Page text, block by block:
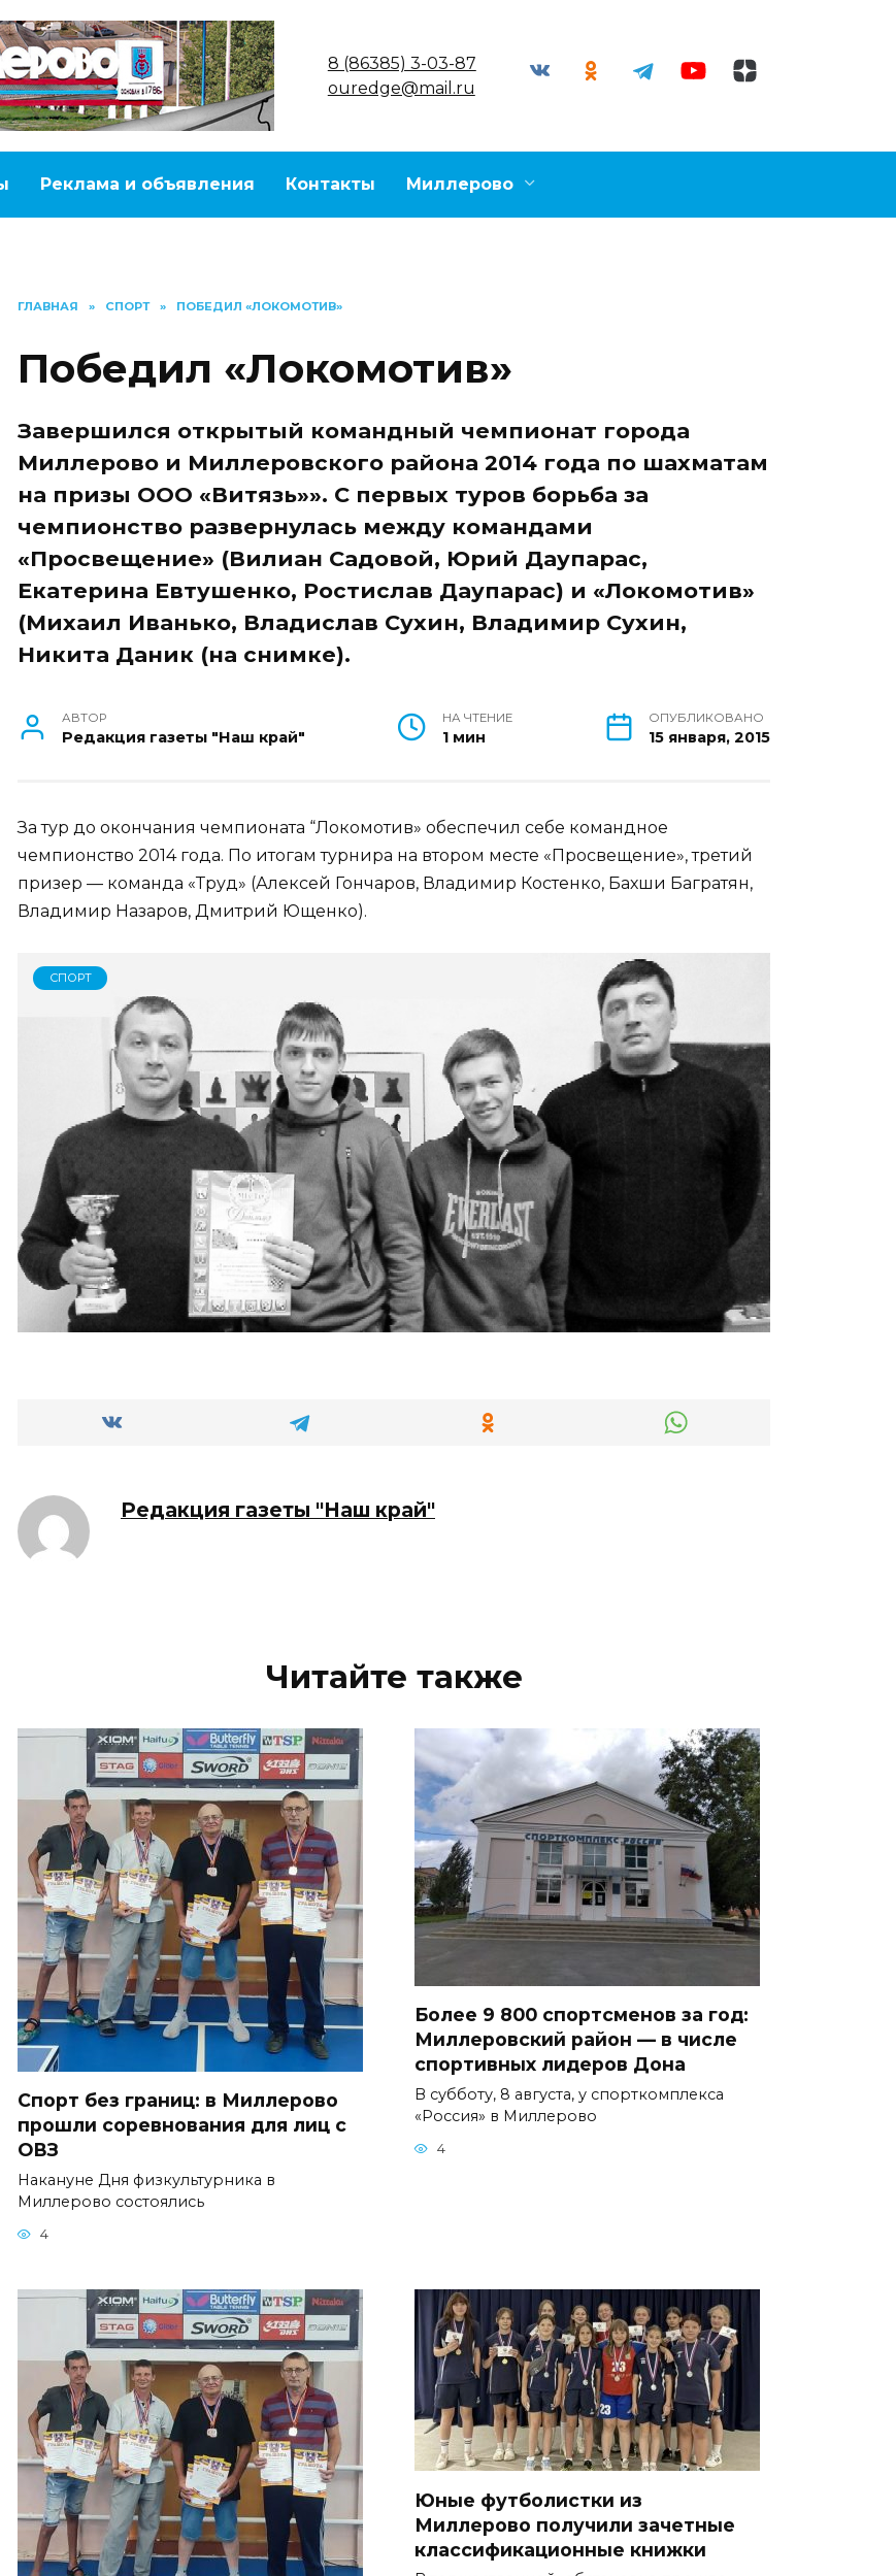
8 (86385) 3-03-87
ouredge@mail.ru
Реклама и объявления Контакты Миллерово
ГЛАВНАЯ » СПОРТ » ПОБЕДИЛ «ЛОКОМОТИВ»
Победил «Локомотив»
Завершился открытый командный чемпионат города
Миллерово и Миллеровского района 2014 года по шахматам
на призы ООО «Витязь»». С первых туров борьба за
чемпионство развернулась между командами
«Просвещение» (Вилиан Садовой, Юрий Даупарас,
Екатерина Евтушенко, Ростислав Даупарас) и «Локомотив»
(Михаил Иванько, Владислав Сухин, Владимир Сухин,
Никита Даник (на снимке).
АВТОР
Редакция газеты "Наш край"
НА ЧТЕНИЕ
1 мин
ОПУБЛИКОВАНО
15 января, 2015
За тур до окончания чемпионата “Локомотив» обеспечил себе командное
чемпионство 2014 года. По итогам турнира на втором месте «Просвещение», третий
призер — команда «Труд» (Алексей Гончаров, Владимир Костенко, Бахши Багратян,
Владимир Назаров, Дмитрий Ющенко).
СПОРТ
Редакция газеты "Наш край"
Читайте также
Спорт без границ: в Миллерово
прошли соревнования для лиц с
ОВЗ
Накануне Дня физкультурника в
Миллерово состоялись
4
Более 9 800 спортсменов за год:
Миллеровский район — в числе
спортивных лидеров Дона
В субботу, 8 августа, у спорткомплекса
«Россия» в Миллерово
4
Юные футболистки из
Миллерово получили зачетные
классификационные книжки